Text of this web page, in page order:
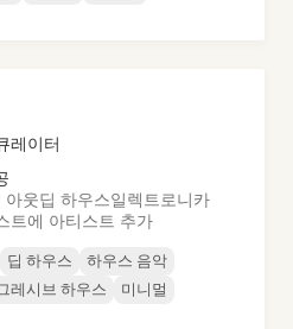
레이터
아웃딥 하우스일렉트로니카
트에 아티스트 추가
딥 하우스
하우스 음악
레시브 하우스
미니멀